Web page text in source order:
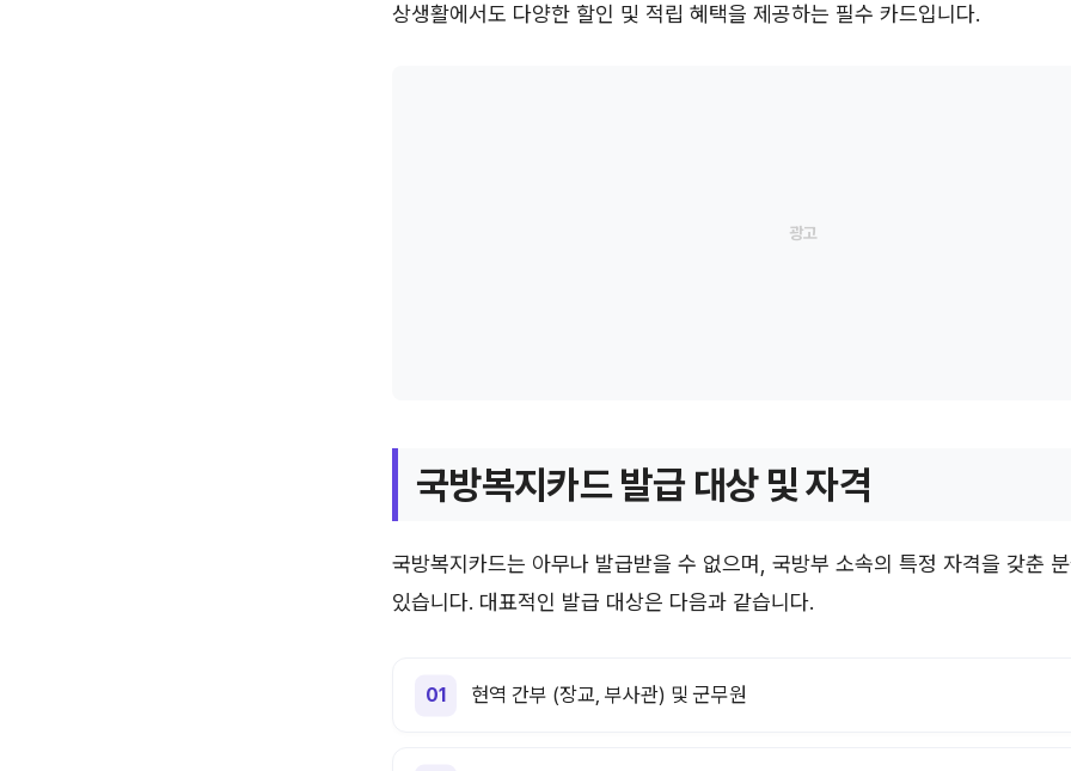
상생활에서도 다양한 할인 및 적립 혜택을 제공하는 필수 카드입니다.
국방복지카드 발급 대상 및 자격
국방복지카드는 아무나 발급받을 수 없으며, 국방부 소속의 특정 자격을 갖춘
있습니다. 대표적인 발급 대상은 다음과 같습니다.
현역 간부 (장교, 부사관) 및 군무원